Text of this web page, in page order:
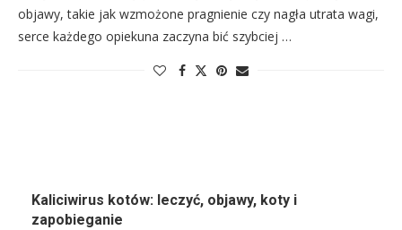
objawy, takie jak wzmożone pragnienie czy nagła utrata wagi,
serce każdego opiekuna zaczyna bić szybciej …
Kaliciwirus kotów: leczyć, objawy, koty i
zapobieganie